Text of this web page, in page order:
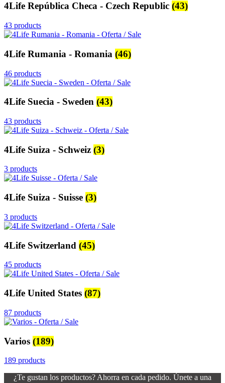
4Life República Checa - Czech Republic (43)
43 products
4Life Rumania - Romania (46)
46 products
4Life Suecia - Sweden (43)
43 products
4Life Suiza - Schweiz (3)
3 products
4Life Suiza - Suisse (3)
3 products
4Life Switzerland (45)
45 products
4Life United States (87)
87 products
Varios (189)
189 products
¿Te gustan los productos? Ahorra en cada pedido. Únete a una